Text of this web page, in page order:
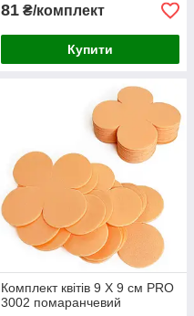
81 ₴/комплект
Купити
Комплект квітів 9 Х 9 см PRO
3002 помаранчевий